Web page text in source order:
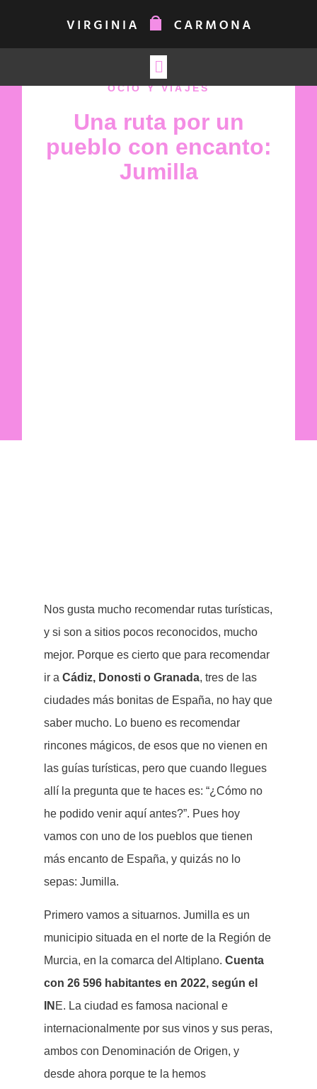
OCIO Y VIAJES
Una ruta por un
pueblo con encanto:
Jumilla
Nos gusta mucho recomendar rutas turísticas,
y si son a sitios pocos reconocidos, mucho
mejor. Porque es cierto que para recomendar
ir aCádiz, Donosti o Granada, tres de las
ciudades más bonitas de España, no hay que
saber mucho. Lo bueno es recomendar
rincones mágicos, de esos que no vienen en
las guías turísticas, pero que cuando llegues
allí la pregunta que te haces es: “¿Cómo no
he podido venir aquí antes?”. Pues hoy
vamos con uno de los pueblos que tienen
más encanto de España, y quizás no lo
sepas: Jumilla.
Primero vamos a situarnos. Jumilla es un
municipio situada en el norte de la Región de
Murcia, en la comarca del Altiplano.Cuenta
con 26 596 habitantes en 2022, según el
IN E.​ La ciudad es famosa nacional e
internacionalmente por sus vinos y sus peras,
ambos con Denominación de Origen, y
desde ahora porque te la hemos